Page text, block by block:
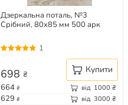
Дзеркальна поталь, №3
Срібний, 80х85 мм 500 арк
1
698 ₴ Купити
664 ₴ від 1000 ₴
629 ₴ від 3000 ₴